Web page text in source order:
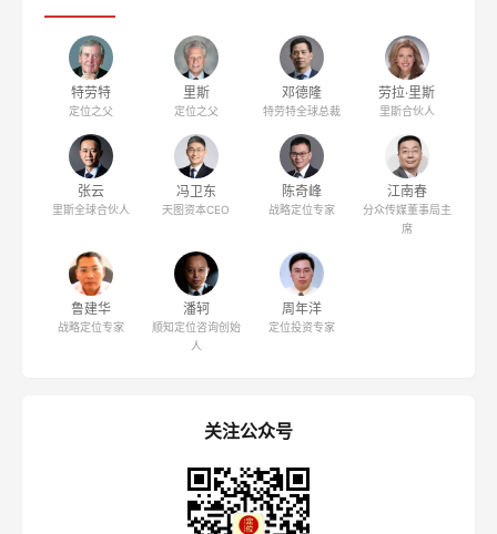
特劳特
定位之父
里斯
定位之父
邓德隆
特劳特全球总裁
劳拉·里斯
里斯合伙人
张云
里斯全球合伙人
冯卫东
天图资本CEO
陈奇峰
战略定位专家
江南春
分众传媒董事局主
席
鲁建华
战略定位专家
潘轲
顺知定位咨询创始
人
周年洋
定位投资专家
关注公众号